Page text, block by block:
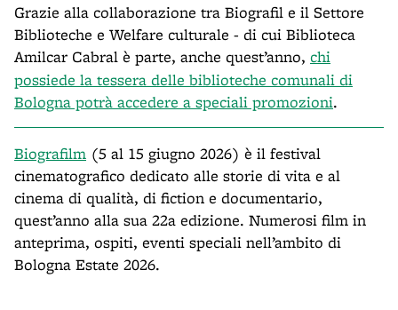
Grazie alla collaborazione tra Biografil e il Settore
Biblioteche e Welfare culturale - di cui Biblioteca
Amilcar Cabral è parte, anche quest’anno, chi
possiede la tessera delle biblioteche comunali di
Bologna potrà accedere a speciali promozioni.
Biografilm (5 al 15 giugno 2026) è il festival
cinematografico dedicato alle storie di vita e al
cinema di qualità, di fiction e documentario,
quest’anno alla sua 22a edizione. Numerosi film in
anteprima, ospiti, eventi speciali nell’ambito di
Bologna Estate 2026.